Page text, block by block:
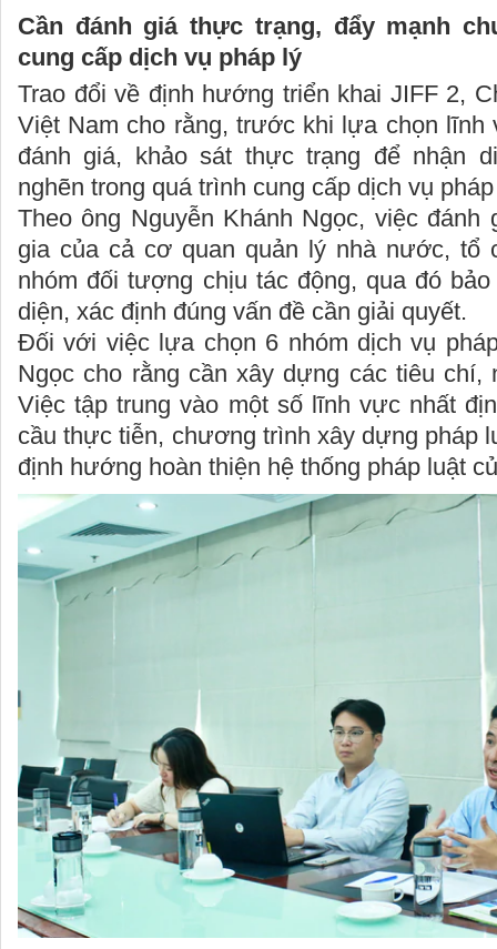
Cần đánh giá thực trạng, đẩy mạnh
cung cấp dịch vụ pháp lý
Trao đổi về định hướng triển khai JIFF 2,
Việt Nam cho rằng, trước khi lựa chọn lĩnh
đánh giá, khảo sát thực trạng để nhận
nghẽn trong quá trình cung cấp dịch vụ
Theo ông Nguyễn Khánh Ngọc, việc đánh
gia của cả cơ quan quản lý nhà nước, tổ
nhóm đối tượng chịu tác động, qua đó
diện, xác định đúng vấn đề cần giải quyết.
Đối với việc lựa chọn 6 nhóm dịch vụ
Ngọc cho rằng cần xây dựng các tiêu chí,
Việc tập trung vào một số lĩnh vực nhất
cầu thực tiễn, chương trình xây dựng pháp
định hướng hoàn thiện hệ thống pháp luật